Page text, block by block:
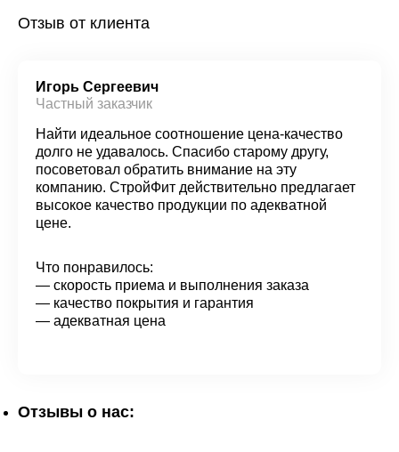
Отзыв от клиента
Игорь Сергеевич
Частный заказчик
Найти идеальное соотношение цена-качество
долго не удавалось. Спасибо старому другу,
посоветовал обратить внимание на эту
компанию. СтройФит действительно предлагает
высокое качество продукции по адекватной
цене.
Что понравилось:
— скорость приема и выполнения заказа
— качество покрытия и гарантия
— адекватная цена
Отзывы о нас: